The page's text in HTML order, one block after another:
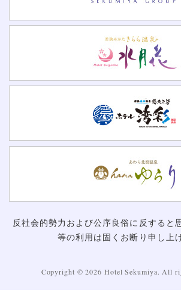
反社会的勢力および公序良俗に反すると
等の利用は固くお断り申し上
Copyright ©2026 Hotel Sekumiya. All